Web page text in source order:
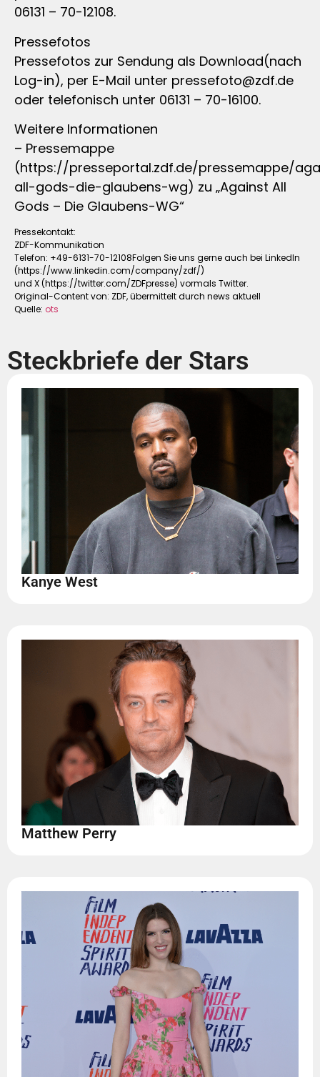
06131 – 70-12108.
Pressefotos
Pressefotos zur Sendung als Download(nach
Log-in), per E-Mail unter pressefoto@zdf.de
oder telefonisch unter 06131 – 70-16100.
Weitere Informationen
– Pressemappe
(https://presseportal.zdf.de/pressemappe/
all-gods-die-glaubens-wg) zu „Against All
Gods – Die Glaubens-WG“
Pressekontakt:
ZDF-Kommunikation
Telefon: +49-6131-70-12108Folgen Sie uns gerne auch bei LinkedIn
(https://www.linkedin.com/company/zdf/)
und X (https://twitter.com/ZDFpresse) vormals Twitter.
Original-Content von: ZDF, übermittelt durch news aktuell
Quelle: ots
Steckbriefe der Stars
Kanye West
Matthew Perry